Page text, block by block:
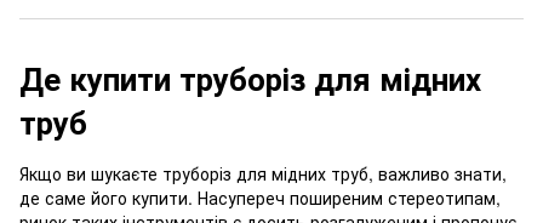
Де купити труборіз для мідних
труб
Якщо ви шукаєте труборіз для мідних труб, важливо знати,
де саме його купити. Насупереч поширеним стереотипам,